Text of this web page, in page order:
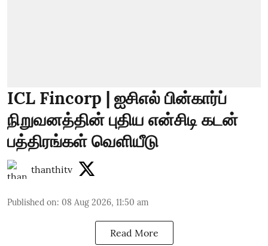
ICL Fincorp | ஐசிஎல் பின்கார்ப்
நிறுவனத்தின் புதிய என்சிடி கடன்
பத்திரங்கள் வெளியீடு
thanthitv
Published on: 08 Aug 2026, 11:50 am
Read More